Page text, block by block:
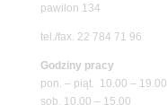
pawilon 134
tel./fax. 22 784 71 96
Godziny pracy
pon. – piąt. 10.00 – 19.00
sob. 10.00 – 15.00